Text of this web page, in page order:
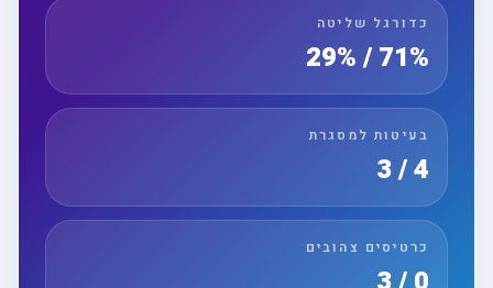
כדורגל שליטה
71% / 29%
בעיטות למסגרת
כרטיסים צהובים